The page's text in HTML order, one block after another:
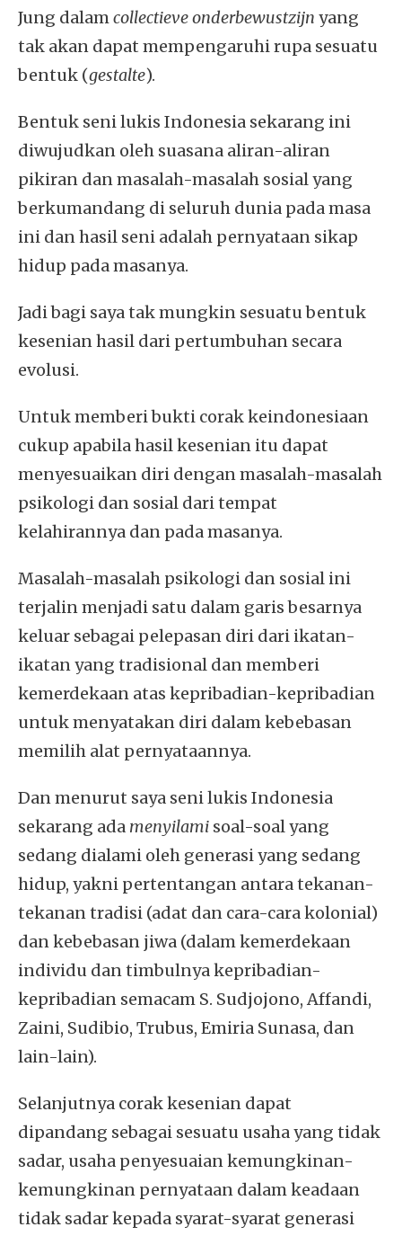
Jung dalamcollectieve onderbewustzijn yang
tak akan dapat mempengaruhi rupa sesuatu
bentuk (gestalte).
Bentuk seni lukis Indonesia sekarang ini
diwujudkan oleh suasana aliran-aliran
pikiran dan masalah-masalah sosial yang
berkumandang di seluruh dunia pada masa
ini dan hasil seni adalah pernyataan sikap
hidup pada masanya.
Jadi bagi saya tak mungkin sesuatu bentuk
kesenian hasil dari pertumbuhan secara
evolusi.
Untuk memberi bukti corak keindonesiaan
cukup apabila hasil kesenian itu dapat
menyesuaikan diri dengan masalah-masalah
psikologi dan sosial dari tempat
kelahirannya dan pada masanya.
Masalah-masalah psikologi dan sosial ini
terjalin menjadi satu dalam garis besarnya
keluar sebagai pelepasan diri dari ikatan-
ikatan yang tradisional dan memberi
kemerdekaan atas kepribadian-kepribadian
untuk menyatakan diri dalam kebebasan
memilih alat pernyataannya.
Dan menurut saya seni lukis Indonesia
sekarang ada menyilami soal-soal yang
sedang dialami oleh generasi yang sedang
hidup, yakni pertentangan antara tekanan-
tekanan tradisi (adat dan cara-cara kolonial)
dan kebebasan jiwa (dalam kemerdekaan
individu dan timbulnya kepribadian-
kepribadian semacam S. Sudjojono, Affandi,
Zaini, Sudibio, Trubus, Emiria Sunasa, dan
lain-lain).
Selanjutnya corak kesenian dapat
dipandang sebagai sesuatu usaha yang tidak
sadar, usaha penyesuaian kemungkinan-
kemungkinan pernyataan dalam keadaan
tidak sadar kepada syarat-syarat generasi